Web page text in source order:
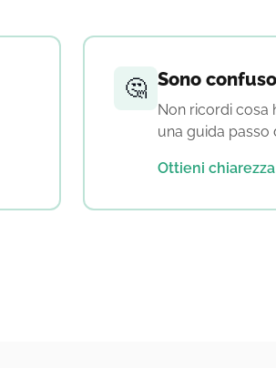
🤔 Sono confuso
Non ricordi cosa
una guida passo
Ottieni